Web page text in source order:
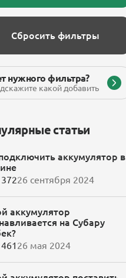
Сбросить фильтры
нужного фильтра?
какой добавить
статьи
аккумулятор в
26 сентября 2024
аккумулятор
на Субару
26 мая 2024